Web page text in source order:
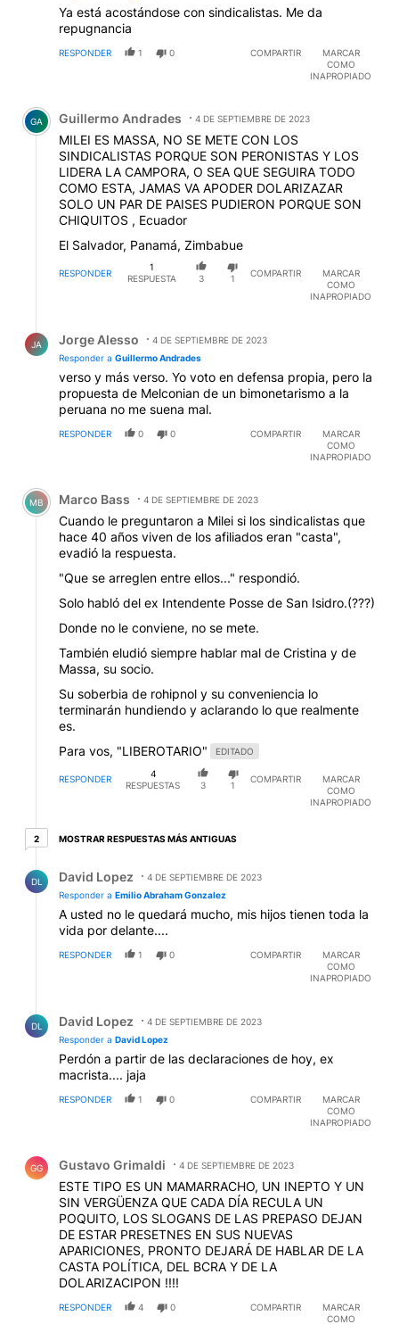
Ya está acostándose con sindicalistas. Me da
repugnancia
RESPONDER 1 0 COMPARTIR
MARCAR
COMO
INAPROPIADO
Comentario de Guillermo Andrades.
GA Guillermo Andrades 4 DE SEPTIEMBRE DE 2023
MILEI ES MASSA, NO SE METE CON LOS
SINDICALISTAS PORQUE SON PERONISTAS Y LOS
LIDERA LA CAMPORA, O SEA QUE SEGUIRA TODO
COMO ESTA, JAMAS VA APODER DOLARIZAZAR
SOLO UN PAR DE PAISES PUDIERON PORQUE SON
CHIQUITOS , Ecuador
El Salvador, Panamá, Zimbabue
RESPONDER
1
RESPUESTA
3 1
COMPARTIR
MARCAR
COMO
INAPROPIADO
JA Jorge Alesso
4 DE SEPTIEMBRE DE 2023
Responder a Guillermo Andrades
verso y más verso. Yo voto en defensa propia, pero la
propuesta de Melconian de un bimonetarismo a la
peruana no me suena mal.
RESPONDER 0 0 COMPARTIR
MARCAR
COMO
INAPROPIADO
Comentario de Marco Bass.
MB Marco Bass 4 DE SEPTIEMBRE DE 2023
Cuando le preguntaron a Milei si los sindicalistas que
hace 40 años viven de los afiliados eran "casta",
evadió la respuesta.
"Que se arreglen entre ellos..." respondió.
Solo habló del ex Intendente Posse de San Isidro.(???)
Donde no le conviene, no se mete.
También eludió siempre hablar mal de Cristina y de
Massa, su socio.
Su soberbia de rohipnol y su conveniencia lo
terminarán hundiendo y aclarando lo que realmente
es.
Para vos, "LIBEROTARIO"
EDITADO
RESPONDER
4
RESPUESTAS
3 1
COMPARTIR
MARCAR
COMO
INAPROPIADO
22 respuestas más antiguas
MOSTRAR RESPUESTAS MÁS ANTIGUAS
DL David Lopez
4 DE SEPTIEMBRE DE 2023
Responder a Emilio Abraham Gonzalez
A usted no le quedará mucho, mis hijos tienen toda la
vida por delante....
RESPONDER 1 0 COMPARTIR
MARCAR
COMO
INAPROPIADO
DL David Lopez
4 DE SEPTIEMBRE DE 2023
Responder a David Lopez
Perdón a partir de las declaraciones de hoy, ex
macrista.... jaja
RESPONDER 1 0 COMPARTIR
MARCAR
COMO
INAPROPIADO
GG Gustavo Grimaldi 4 DE SEPTIEMBRE DE 2023
ESTE TIPO ES UN MAMARRACHO, UN INEPTO Y UN
SIN VERGÜENZA QUE CADA DÍA RECULA UN
POQUITO, LOS SLOGANS DE LAS PREPASO DEJAN
DE ESTAR PRESETNES EN SUS NUEVAS
APARICIONES, PRONTO DEJARÁ DE HABLAR DE LA
CASTA POLÍTICA, DEL BCRA Y DE LA
DOLARIZACIPON !!!!
RESPONDER 4 0 COMPARTIR
MARCAR
COMO